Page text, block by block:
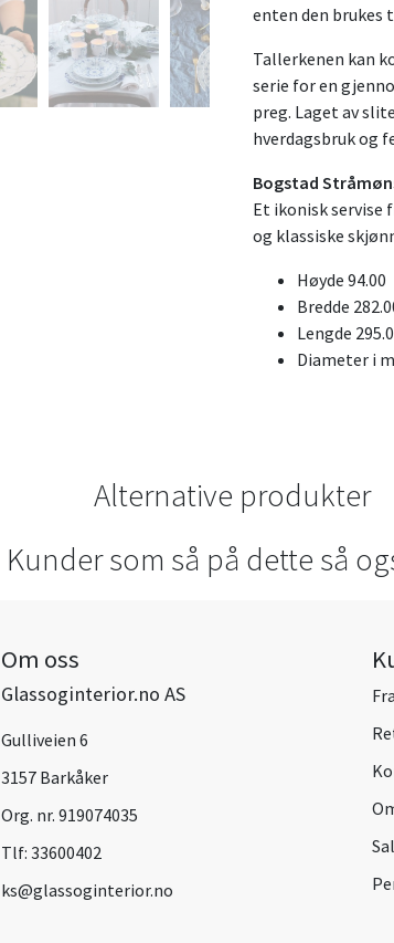
enten den brukes
Tallerkenen kan
serie for en
preg. Laget av
hverdagsbruk og
Bogstad
Et ikonisk servise
og klassiske
Høyde 94.00
Bredde
Lengde
Diameter i
Alternative produkter
Kunder som så på dette så
Om oss
Glassoginterior.no AS
Gulliveien 6
3157 Barkåker
Org. nr. 919074035
Tlf: 33600402
ks@glassoginterior.no